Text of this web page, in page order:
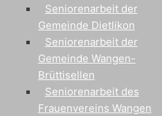
Seniorenarbeit der
Gemeinde Dietlikon
Seniorenarbeit der
Gemeinde Wangen-
Brüttisellen
Seniorenarbeit des
Frauenvereins Wangen